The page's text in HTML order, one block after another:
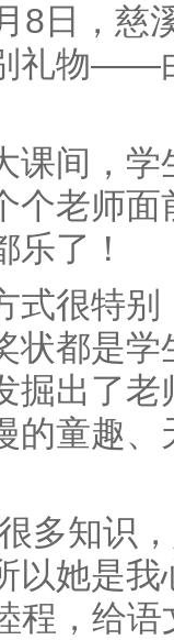
8日，慈
礼物——
间，学
个老师
乐了！
很特别
状都是
掘出了
的童趣
知识，
以她是
程，给